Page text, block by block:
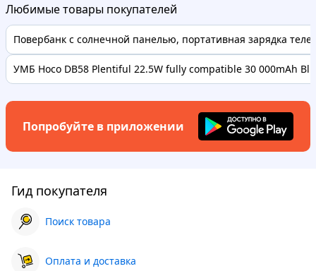
Любимые товары покупателей
Повербанк с солнечной панелью, портативная зарядка
УМБ Hoco DB58 Plentiful 22.5W fully compatible 30 000mAh
Попробуйте в приложении
Гид покупателя
Поиск товара
Оплата и доставка